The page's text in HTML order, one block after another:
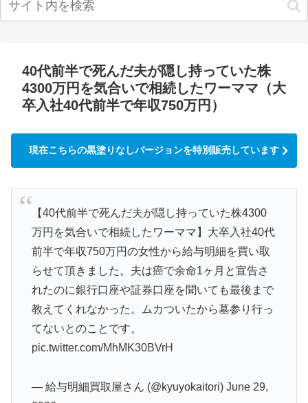
40代前半で死んだ夫が隠し持っていた株
4300万円を気合いで相続したワーママ（大
卒入社40代前半で年収750万円）
現在こちらの黒塗りなしバージョンを特別販売しています
【40代前半で死んだ夫が隠し持っていた株4300
万円を気合いで相続したワーママ】大卒入社40代
前半で年収750万円の女性から給与明細を買い取
らせて頂きました。夫は癌で余命1ヶ月と宣告さ
れたのに銀行口座や証券口座を聞いても最後まで
教えてくれなかった。ムカついたから墓参り行っ
てないとのことです。
pic.twitter.com/MhMK30BVrH
— 給与明細買取屋さん (@kyuyokaitori) June 29,